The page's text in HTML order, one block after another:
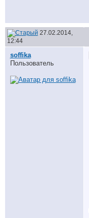
27.02.2014,
12:44
soffika
Пользователь